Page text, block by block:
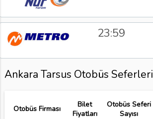
23:59
Ankara Tarsus Otobüs Seferleri
Otobüs Firması
Bilet
Fiyatları
Otobüs Seferi
Sayısı